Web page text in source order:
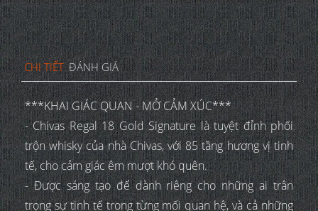
CHI TIẾT ĐÁNH GIÁ
***KHAI GIÁC QUAN - MỞ CẢM XÚC***
- Chivas Regal 18 Gold Signature là tuyệt đỉnh phối
trộn whisky của nhà Chivas, với 85 tầng hương vị tinh
tế, cho cảm giác êm mượt khó quên.
- Được sáng tạo để dành riêng cho những ai trân
trọng sự tinh tế trong từng mối quan hệ, và cả những